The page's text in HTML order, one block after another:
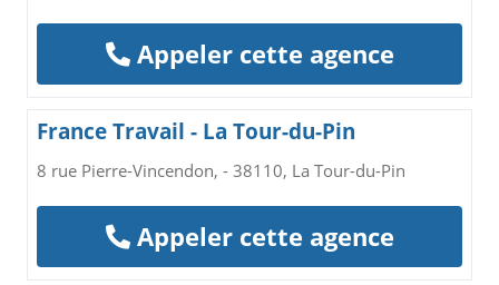
Appeler cette agence
France Travail - La Tour-du-Pin
8 rue Pierre-Vincendon, - 38110, La Tour-du-Pin
Appeler cette agence